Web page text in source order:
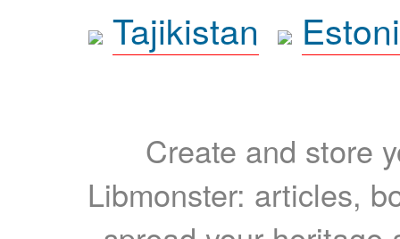
Tajikistan
Create and store
Libmonster: articles,